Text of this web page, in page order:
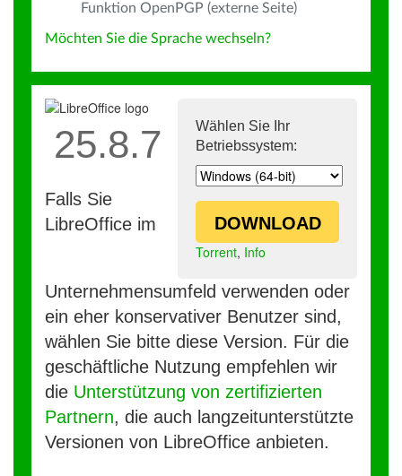
Funktion OpenPGP (externe Seite)
Möchten Sie die Sprache wechseln?
Wählen Sie Ihr
Betriebssystem:
DOWNLOAD
Torrent, Info
25.8.7
Falls Sie
LibreOffice im
Unternehmensumfeld verwenden oder
ein eher konservativer Benutzer sind,
wählen Sie bitte diese Version. Für die
geschäftliche Nutzung empfehlen wir
die Unterstützung von zertifizierten
Partnern, die auch langzeitunterstützte
Versionen von LibreOffice anbieten.